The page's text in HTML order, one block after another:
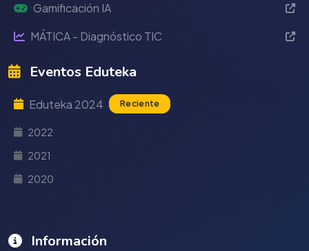
Gamificación IA
MÁTICA - Diagnóstico TIC
Eventos Eduteka
Eduteka 2024 Reciente
2022
2021
2020
Información